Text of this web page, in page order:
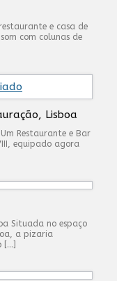
e casa de
com colunas de
Lisboa
Restaurante e Bar
equipado agora
Situada no espaço
a pizaria
[…]